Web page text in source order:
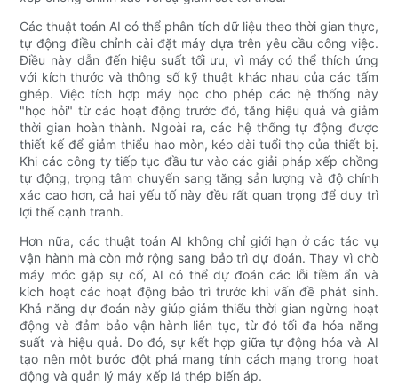
Các thuật toán AI có thể phân tích dữ liệu theo thời gian thực,
tự động điều chỉnh cài đặt máy dựa trên yêu cầu công việc.
Điều này dẫn đến hiệu suất tối ưu, vì máy có thể thích ứng
với kích thước và thông số kỹ thuật khác nhau của các tấm
ghép. Việc tích hợp máy học cho phép các hệ thống này
"học hỏi" từ các hoạt động trước đó, tăng hiệu quả và giảm
thời gian hoàn thành. Ngoài ra, các hệ thống tự động được
thiết kế để giảm thiểu hao mòn, kéo dài tuổi thọ của thiết bị.
Khi các công ty tiếp tục đầu tư vào các giải pháp xếp chồng
tự động, trọng tâm chuyển sang tăng sản lượng và độ chính
xác cao hơn, cả hai yếu tố này đều rất quan trọng để duy trì
lợi thế cạnh tranh.
Hơn nữa, các thuật toán AI không chỉ giới hạn ở các tác vụ
vận hành mà còn mở rộng sang bảo trì dự đoán. Thay vì chờ
máy móc gặp sự cố, AI có thể dự đoán các lỗi tiềm ẩn và
kích hoạt các hoạt động bảo trì trước khi vấn đề phát sinh.
Khả năng dự đoán này giúp giảm thiểu thời gian ngừng hoạt
động và đảm bảo vận hành liên tục, từ đó tối đa hóa năng
suất và hiệu quả. Do đó, sự kết hợp giữa tự động hóa và AI
tạo nên một bước đột phá mang tính cách mạng trong hoạt
động và quản lý máy xếp lá thép biến áp.